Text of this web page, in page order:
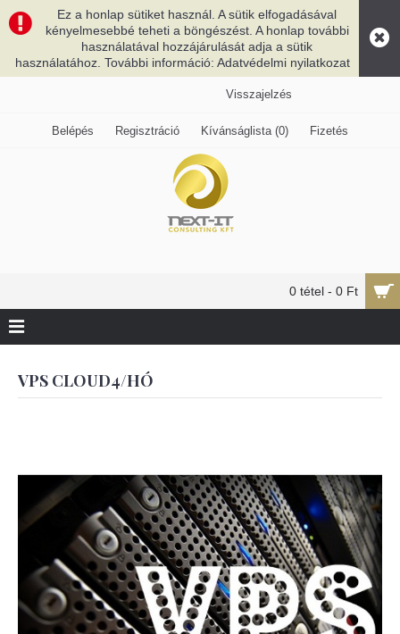
Ez a honlap sütiket használ. A sütik elfogadásával
kényelmesebbé teheti a böngészést. A honlap további
használatával hozzájárulását adja a sütik
használatához. További információ: Adatvédelmi nyilatkozat
Visszajelzés
Belépés Regisztráció Kívánságlista (0) Fizetés
0 tétel - 0 Ft
VPS CLOUD4​/HÓ